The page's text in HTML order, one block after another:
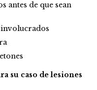
antes de que sean
su caso de lesiones